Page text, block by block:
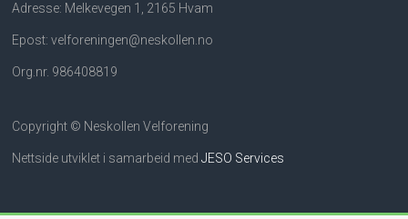
Adresse: Melkevegen 1, 2165 Hvam
Epost: velforeningen@neskollen.no
Org.nr. 986408819
Copyright © Neskollen Velforening
Nettside utviklet i samarbeid medJESO Services